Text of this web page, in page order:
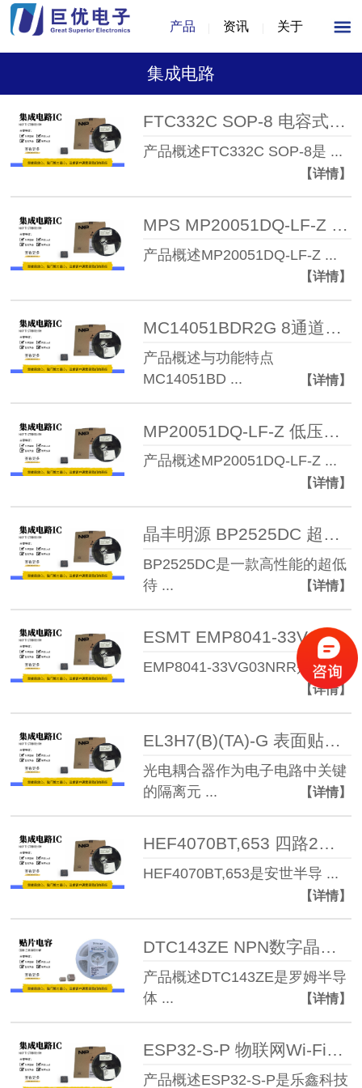
产品 资讯 关于
集成电路
FTC332C SOP-8 电容式触摸感应芯片
产品概述FTC332C SOP-8是 ...
【详情】
MPS MP20051DQ-LF-Z 低噪声高PSRR 1A ...
产品概述MP20051DQ-LF-Z ...
【详情】
MC14051BDR2G 8通道模拟多路复用器/解复用器IC ...
产品概述与功能特点
MC14051BD ...
【详情】
产品概述MP20051DQ-LF-Z ...
【详情】
晶丰明源 BP2525DC 超低待机功耗非隔离降压型恒压驱动 ...
BP2525DC是一款高性能的超低
待 ...
【详情】
ESMT EMP8041-33VG03NRR 低压差线性稳压 ...
EMP8041-33VG03NRR是 ...
【详情】
EL3H7(B)(TA)-G 表面贴装光电耦合器
光电耦合器作为电子电路中关键
的隔离元 ...
【详情】
HEF4070BT,653 四路2输入异或门集成电路
HEF4070BT,653是安世半导 ...
【详情】
DTC143ZE NPN数字晶体管（预偏置晶体管）
产品概述DTC143ZE是罗姆半导
体 ...
【详情】
ESP32-S-P 物联网Wi-Fi蓝牙双模MCU模组
产品概述ESP32-S-P是乐鑫科技